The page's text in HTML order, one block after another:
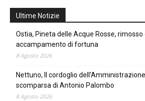
Ultime Notizie
Ostia, Pineta delle Acque Rosse, rimosso
accampamento di fortuna
8 Agosto 2026
Nettuno, Il cordoglio
scomparsa di Antonio Palombo
8 Agosto 2026